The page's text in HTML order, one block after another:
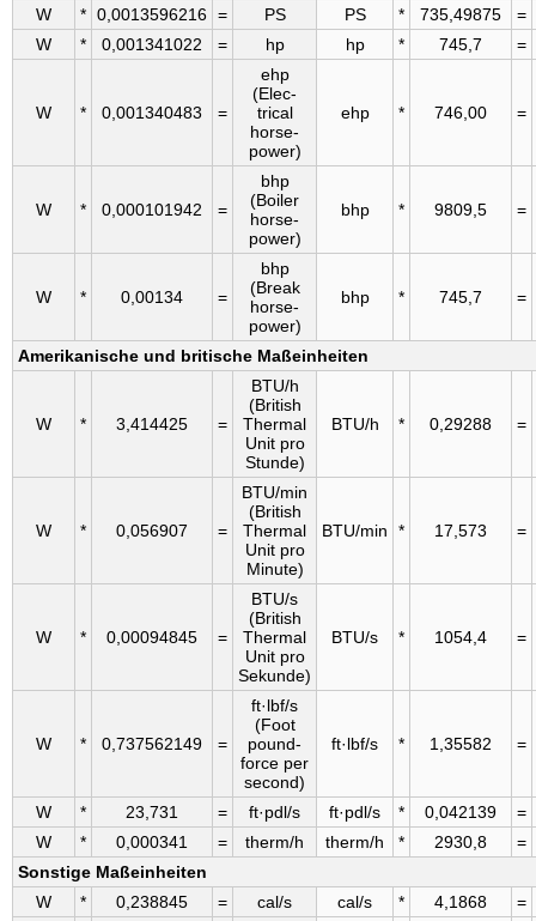
W
* 0,0013596216 = PS PS * 735,49875
=
W
* 0,001341022 = hp hp * 745,7 =
W * 0,001340483 =
ehp
(Elec­
trical
horse­
power)
ehp * 746,00 =
W * 0,000101942 =
bhp
(Boiler
horse­
power)
bhp * 9809,5 =
W * 0,00134 =
bhp
(Break
horse­
power)
bhp * 745,7 =
Amerikanische und britische Maßeinheiten
W * 3,414425 =
BTU/h
(British
Thermal
Unit pro
Stunde)
BTU/h * 0,29288 =
W * 0,056907 =
BTU/min
(British
Thermal
Unit pro
Minute)
BTU/min * 17,573 =
W * 0,00094845 =
BTU/s
(British
Thermal
Unit pro
Sekunde)
BTU/s * 1054,4 =
W * 0,737562149 =
ft·lbf/s
(Foot
pound-
force per
second)
ft·lbf/s * 1,35582 =
W * 23,731 = ft·pdl/s ft·pdl/s * 0,042139
=
W
* 0,000341 = therm/h therm/h * 2930,8
=
Sonstige Maß­einheiten
W
* 0,238845 = cal/s cal/s * 4,1868
=